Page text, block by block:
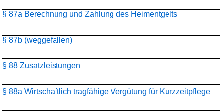
§ 87a Berechnung und Zahlung des Heimentgelts
§ 87b (weggefallen)
§ 88 Zusatzleistungen
§ 88a Wirtschaftlich tragfähige Vergütung für Kurzzeitpflege